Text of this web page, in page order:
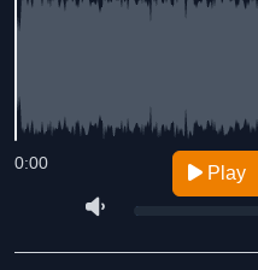
0:00 Play